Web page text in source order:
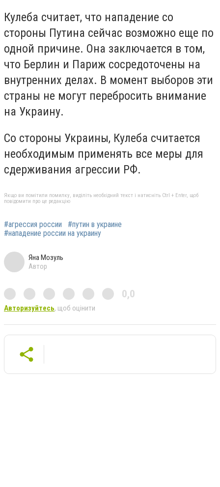
Кулеба считает, что нападение со
стороны Путина сейчас возможно еще по
одной причине. Она заключается в том,
что Берлин и Париж сосредоточены на
внутренних делах. В момент выборов эти
страны не могут перебросить внимание
на Украину.
Со стороны Украины, Кулеба считается
необходимым применять все меры для
сдерживания агрессии РФ.
Якщо ви помітили помилку, виділіть необхідний текст і натисніть Ctrl + Enter, щоб
повідомити про це редакцію
#агрессия россии
#путин в украине
#нападение россии на украину
Яна Мозуль
Автор
0,0
Авторизуйтесь, щоб оцінити